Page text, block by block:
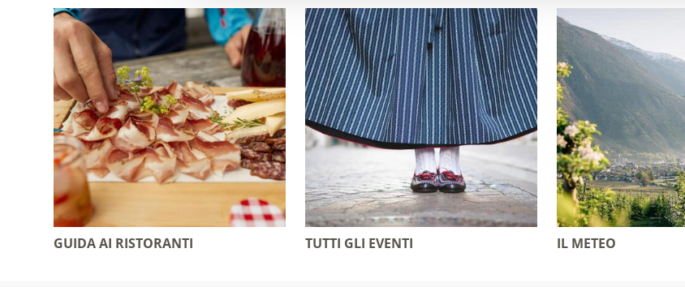
GUIDA AI RISTORANTI TUTTI GLI EVENTI IL METEO